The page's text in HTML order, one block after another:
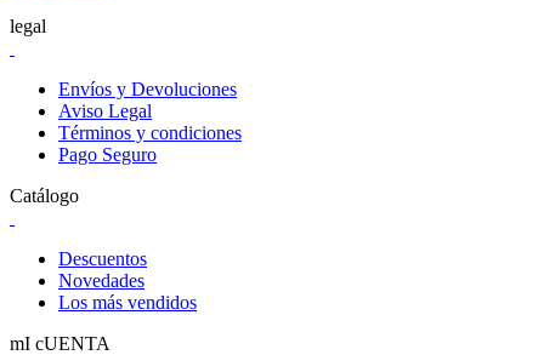
legal
Envíos y Devoluciones
Aviso Legal
Términos y condiciones
Pago Seguro
Catálogo
Descuentos
Novedades
Los más vendidos
mI cUENTA